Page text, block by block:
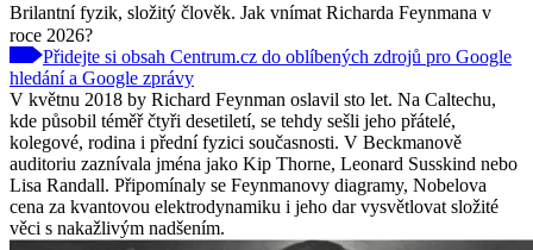
Brilantní fyzik, složitý člověk. Jak vnímat Richarda Feynmana v
roce 2026?
Přidejte si obsah Centrum.cz do oblíbených zdrojů pro Google
hledání a Google zprávy
V květnu 2018 by Richard Feynman oslavil sto let. Na Caltechu,
kde působil téměř čtyři desetiletí, se tehdy sešli jeho přátelé,
kolegové, rodina i přední fyzici současnosti. V Beckmanově
auditoriu zaznívala jména jako Kip Thorne, Leonard Susskind nebo
Lisa Randall. Připomínaly se Feynmanovy diagramy, Nobelova
cena za kvantovou elektrodynamiku i jeho dar vysvětlovat složité
věci s nakažlivým nadšením.